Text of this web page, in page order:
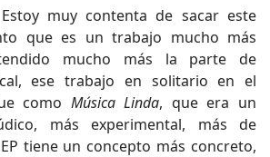
muy contenta de sacar este
que es un trabajo mucho más
mucho más la parte de
ese trabajo en solitario en el
como Música Linda, que era un
más experimental, más de
tiene un concepto más concreto,